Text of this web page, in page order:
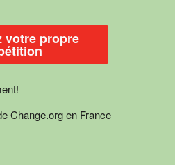
votre propre
Change.org en France